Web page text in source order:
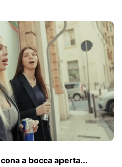
a bocca aperta...